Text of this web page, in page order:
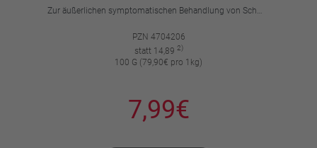
Zur äußerlichen symptomatischen Behandlung von Schmerzen, Entzündungen und Schwellungen. Für Erwachsene und Jugendliche über 14 Jahre.
PZN 4704206
statt 14,89 2)
100 G (79,90€ pro 1kg)
7,99€